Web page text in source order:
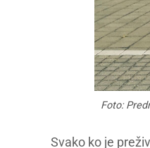
Foto:
Svako ko je